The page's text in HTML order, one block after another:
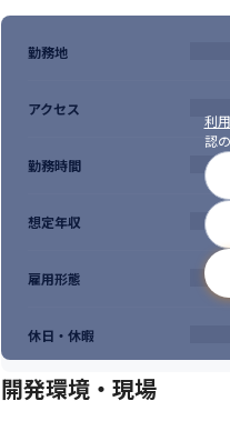
Value
モテ：常に選ばれる存在であり
有機的：常に有機的な繋がり
脱構築スタイル：矛盾を乗り
利
認
勤務地
アクセス
勤務時間
想定年収
雇用形態
休日・休暇
開発環境・現場